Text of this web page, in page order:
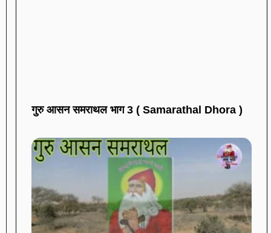
गुरु आसन समराथल भाग 3 ( Samarathal Dhora )